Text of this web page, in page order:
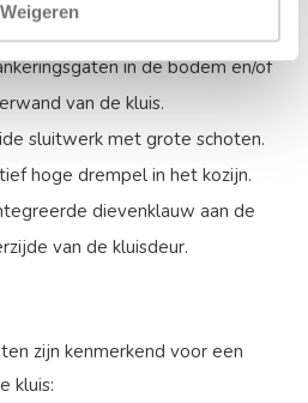
Weigeren
in de bodem en/of
van de kluis.
sluitwerk met grote schoten.
hoge drempel in het kozijn.
dievenklauw aan de
van de kluisdeur.
zijn kenmerkend voor een
kluis: